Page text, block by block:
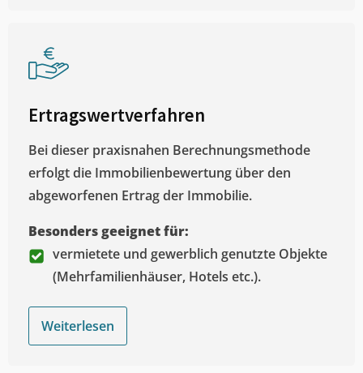
Ertragswertverfahren
Bei dieser praxisnahen Berechnungsmethode
erfolgt die Immobilienbewertung über den
abgeworfenen Ertrag der Immobilie.
Besonders geeignet für:
vermietete und gewerblich genutzte Objekte
(Mehrfamilienhäuser, Hotels etc.).
Weiterlesen